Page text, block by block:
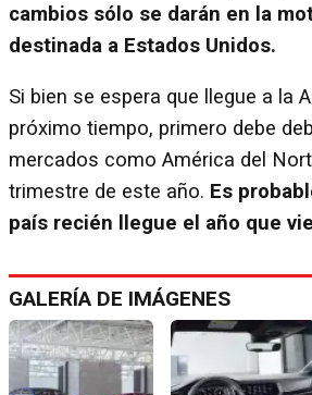
cambios sólo se darán en la
destinada a Estados Unidos.
Si bien se espera que llegue a la
próximo tiempo, primero debe
mercados como América del
trimestre de este año. Es
país recién llegue el año que
GALERÍA DE IMÁGENES